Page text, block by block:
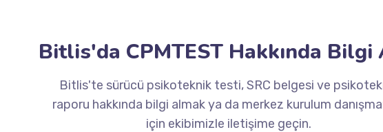
Bitlis'da CPMTEST Hakkında Bilgi
Bitlis'te sürücü psikoteknik testi, SRC belgesi ve
raporu hakkında bilgi almak ya da merkez kurulum
için ekibimizle iletişime geçin.